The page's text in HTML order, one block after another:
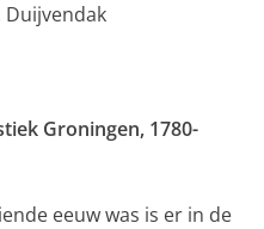
Duijvendak
Groningen, 1780-
eeuw was is er in de